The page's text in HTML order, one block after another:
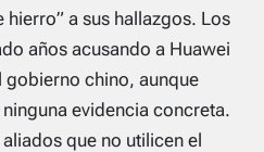
a sus hallazgos. Los
años acusando a Huawei
gobierno chino, aunque
evidencia concreta.
que no utilicen el